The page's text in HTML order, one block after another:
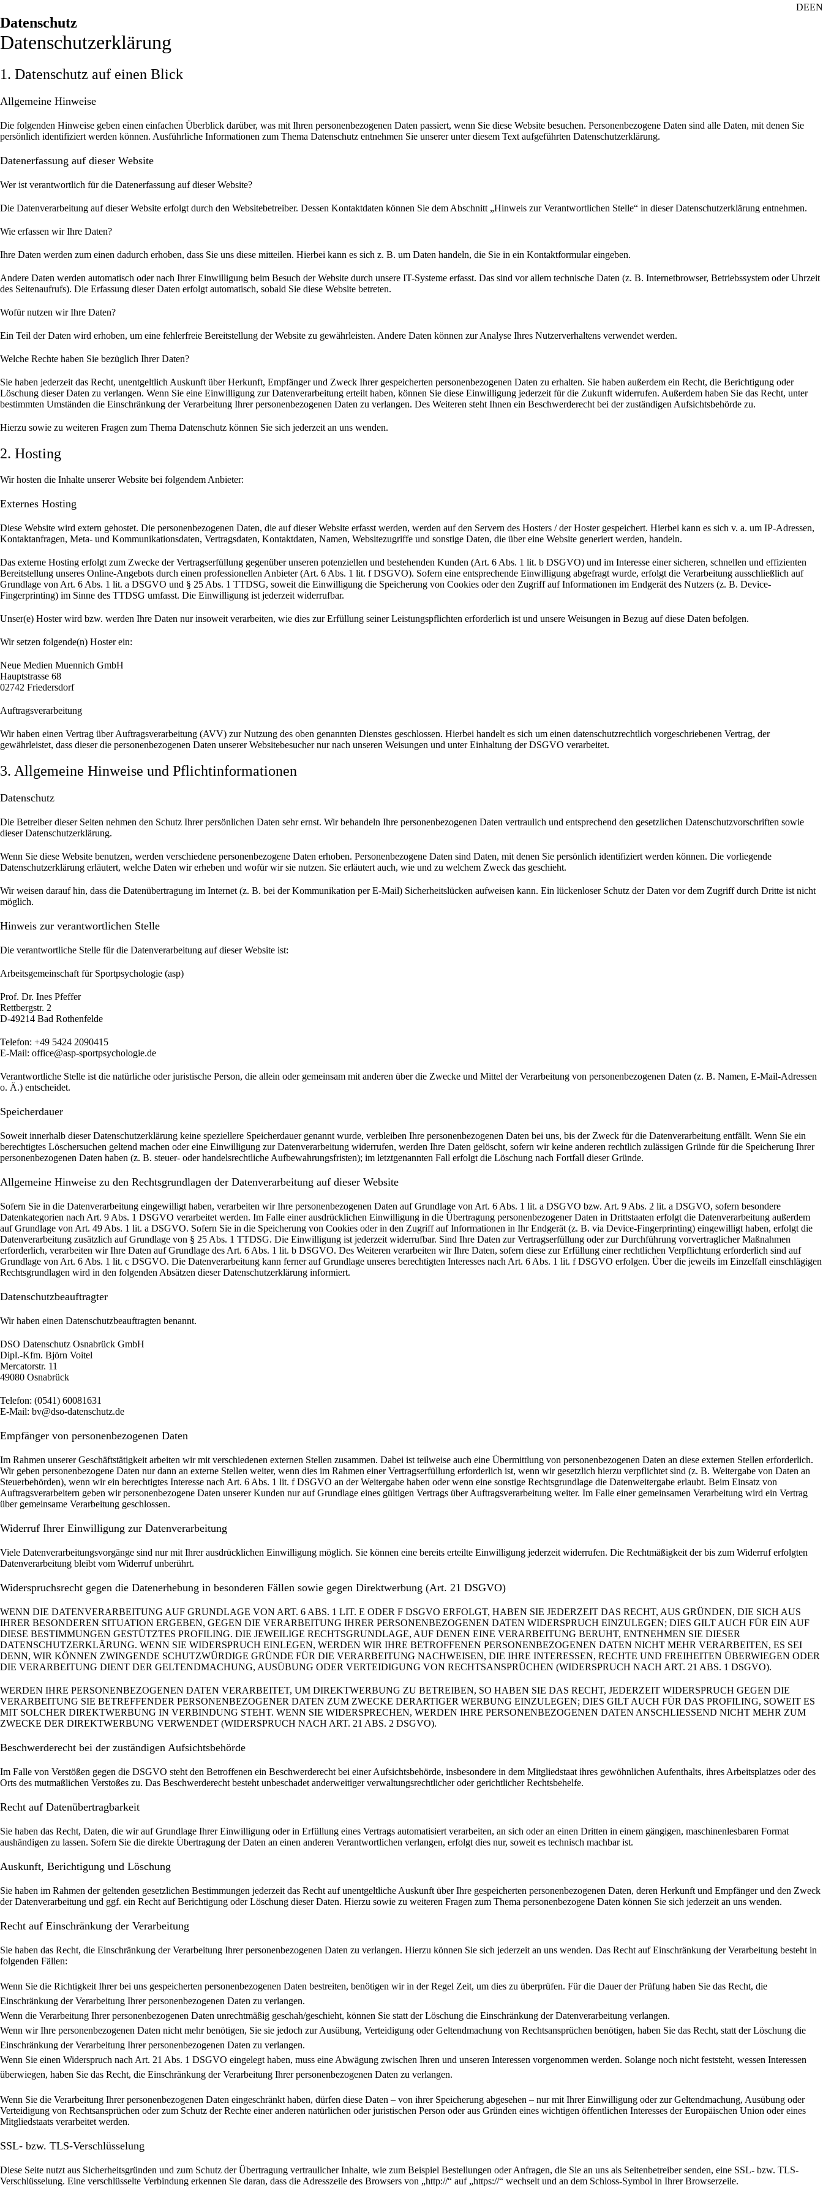
DEEN
Datenschutz
Datenschutz­erklärung
1. Datenschutz auf einen Blick
Allgemeine Hinweise
Die folgenden Hinweise geben einen einfachen Überblick darüber, was mit Ihren personenbezogenen Daten passiert, wenn Sie diese Website besuchen. Personenbezogene Daten sind alle Daten, mit denen Sie
persönlich identifiziert werden können. Ausführliche Informationen zum Thema Datenschutz entnehmen Sie unserer unter diesem Text aufgeführten Datenschutzerklärung.
Datenerfassung auf dieser Website
Wer ist verantwortlich für die Datenerfassung auf dieser Website?
Die Datenverarbeitung auf dieser Website erfolgt durch den Websitebetreiber. Dessen Kontaktdaten können Sie dem Abschnitt „Hinweis zur Verantwortlichen Stelle“ in dieser Datenschutzerklärung entnehmen.
Wie erfassen wir Ihre Daten?
Ihre Daten werden zum einen dadurch erhoben, dass Sie uns diese mitteilen. Hierbei kann es sich z. B. um Daten handeln, die Sie in ein Kontaktformular eingeben.
Andere Daten werden automatisch oder nach Ihrer Einwilligung beim Besuch der Website durch unsere IT-Systeme erfasst. Das sind vor allem technische Daten (z. B. Internetbrowser, Betriebssystem oder Uhrzeit
des Seitenaufrufs). Die Erfassung dieser Daten erfolgt automatisch, sobald Sie diese Website betreten.
Wofür nutzen wir Ihre Daten?
Ein Teil der Daten wird erhoben, um eine fehlerfreie Bereitstellung der Website zu gewährleisten. Andere Daten können zur Analyse Ihres Nutzerverhaltens verwendet werden.
Welche Rechte haben Sie bezüglich Ihrer Daten?
Sie haben jederzeit das Recht, unentgeltlich Auskunft über Herkunft, Empfänger und Zweck Ihrer gespeicherten personenbezogenen Daten zu erhalten. Sie haben außerdem ein Recht, die Berichtigung oder
Löschung dieser Daten zu verlangen. Wenn Sie eine Einwilligung zur Datenverarbeitung erteilt haben, können Sie diese Einwilligung jederzeit für die Zukunft widerrufen. Außerdem haben Sie das Recht, unter
bestimmten Umständen die Einschränkung der Verarbeitung Ihrer personenbezogenen Daten zu verlangen. Des Weiteren steht Ihnen ein Beschwerderecht bei der zuständigen Aufsichtsbehörde zu.
Hierzu sowie zu weiteren Fragen zum Thema Datenschutz können Sie sich jederzeit an uns wenden.
2. Hosting
Wir hosten die Inhalte unserer Website bei folgendem Anbieter:
Externes Hosting
Diese Website wird extern gehostet. Die personenbezogenen Daten, die auf dieser Website erfasst werden, werden auf den Servern des Hosters / der Hoster gespeichert. Hierbei kann es sich v. a. um IP-Adressen,
Kontaktanfragen, Meta- und Kommunikationsdaten, Vertragsdaten, Kontaktdaten, Namen, Websitezugriffe und sonstige Daten, die über eine Website generiert werden, handeln.
Das externe Hosting erfolgt zum Zwecke der Vertragserfüllung gegenüber unseren potenziellen und bestehenden Kunden (Art. 6 Abs. 1 lit. b DSGVO) und im Interesse einer sicheren, schnellen und effizienten
Bereitstellung unseres Online-Angebots durch einen professionellen Anbieter (Art. 6 Abs. 1 lit. f DSGVO). Sofern eine entsprechende Einwilligung abgefragt wurde, erfolgt die Verarbeitung ausschließlich auf
Grundlage von Art. 6 Abs. 1 lit. a DSGVO und § 25 Abs. 1 TTDSG, soweit die Einwilligung die Speicherung von Cookies oder den Zugriff auf Informationen im Endgerät des Nutzers (z. B. Device-
Fingerprinting) im Sinne des TTDSG umfasst. Die Einwilligung ist jederzeit widerrufbar.
Unser(e) Hoster wird bzw. werden Ihre Daten nur insoweit verarbeiten, wie dies zur Erfüllung seiner Leistungspflichten erforderlich ist und unsere Weisungen in Bezug auf diese Daten befolgen.
Wir setzen folgende(n) Hoster ein:
Neue Medien Muennich GmbH
Hauptstrasse 68
02742 Friedersdorf
Auftragsverarbeitung
Wir haben einen Vertrag über Auftragsverarbeitung (AVV) zur Nutzung des oben genannten Dienstes geschlossen. Hierbei handelt es sich um einen datenschutzrechtlich vorgeschriebenen Vertrag, der
gewährleistet, dass dieser die personenbezogenen Daten unserer Websitebesucher nur nach unseren Weisungen und unter Einhaltung der DSGVO verarbeitet.
3. Allgemeine Hinweise und Pflicht­informationen
Datenschutz
Die Betreiber dieser Seiten nehmen den Schutz Ihrer persönlichen Daten sehr ernst. Wir behandeln Ihre personenbezogenen Daten vertraulich und entsprechend den gesetzlichen Datenschutzvorschriften sowie
dieser Datenschutzerklärung.
Wenn Sie diese Website benutzen, werden verschiedene personenbezogene Daten erhoben. Personenbezogene Daten sind Daten, mit denen Sie persönlich identifiziert werden können. Die vorliegende
Datenschutzerklärung erläutert, welche Daten wir erheben und wofür wir sie nutzen. Sie erläutert auch, wie und zu welchem Zweck das geschieht.
Wir weisen darauf hin, dass die Datenübertragung im Internet (z. B. bei der Kommunikation per E-Mail) Sicherheitslücken aufweisen kann. Ein lückenloser Schutz der Daten vor dem Zugriff durch Dritte ist nicht
möglich.
Hinweis zur verantwortlichen Stelle
Die verantwortliche Stelle für die Datenverarbeitung auf dieser Website ist:
Arbeitsgemeinschaft für Sportpsychologie (asp)
Prof. Dr. Ines Pfeffer
Rettbergstr. 2
D-49214 Bad Rothenfelde
Telefon: +49 5424 2090415
E-Mail: office@asp-sportpsychologie.de
Verantwortliche Stelle ist die natürliche oder juristische Person, die allein oder gemeinsam mit anderen über die Zwecke und Mittel der Verarbeitung von personenbezogenen Daten (z. B. Namen, E-Mail-Adressen
o. Ä.) entscheidet.
Speicherdauer
Soweit innerhalb dieser Datenschutzerklärung keine speziellere Speicherdauer genannt wurde, verbleiben Ihre personenbezogenen Daten bei uns, bis der Zweck für die Datenverarbeitung entfällt. Wenn Sie ein
berechtigtes Löschersuchen geltend machen oder eine Einwilligung zur Datenverarbeitung widerrufen, werden Ihre Daten gelöscht, sofern wir keine anderen rechtlich zulässigen Gründe für die Speicherung Ihrer
personenbezogenen Daten haben (z. B. steuer- oder handelsrechtliche Aufbewahrungsfristen); im letztgenannten Fall erfolgt die Löschung nach Fortfall dieser Gründe.
Allgemeine Hinweise zu den Rechtsgrundlagen der Datenverarbeitung auf dieser Website
Sofern Sie in die Datenverarbeitung eingewilligt haben, verarbeiten wir Ihre personenbezogenen Daten auf Grundlage von Art. 6 Abs. 1 lit. a DSGVO bzw. Art. 9 Abs. 2 lit. a DSGVO, sofern besondere
Datenkategorien nach Art. 9 Abs. 1 DSGVO verarbeitet werden. Im Falle einer ausdrücklichen Einwilligung in die Übertragung personenbezogener Daten in Drittstaaten erfolgt die Datenverarbeitung außerdem
auf Grundlage von Art. 49 Abs. 1 lit. a DSGVO. Sofern Sie in die Speicherung von Cookies oder in den Zugriff auf Informationen in Ihr Endgerät (z. B. via Device-Fingerprinting) eingewilligt haben, erfolgt die
Datenverarbeitung zusätzlich auf Grundlage von § 25 Abs. 1 TTDSG. Die Einwilligung ist jederzeit widerrufbar. Sind Ihre Daten zur Vertragserfüllung oder zur Durchführung vorvertraglicher Maßnahmen
erforderlich, verarbeiten wir Ihre Daten auf Grundlage des Art. 6 Abs. 1 lit. b DSGVO. Des Weiteren verarbeiten wir Ihre Daten, sofern diese zur Erfüllung einer rechtlichen Verpflichtung erforderlich sind auf
Grundlage von Art. 6 Abs. 1 lit. c DSGVO. Die Datenverarbeitung kann ferner auf Grundlage unseres berechtigten Interesses nach Art. 6 Abs. 1 lit. f DSGVO erfolgen. Über die jeweils im Einzelfall einschlägigen
Rechtsgrundlagen wird in den folgenden Absätzen dieser Datenschutzerklärung informiert.
Datenschutz­beauftragter
Wir haben einen Datenschutzbeauftragten benannt.
DSO Datenschutz Osnabrück GmbH
Dipl.-Kfm. Björn Voitel
Mercatorstr. 11
49080 Osnabrück
Telefon: (0541) 60081631
E-Mail: bv@dso-datenschutz.de
Empfänger von personenbezogenen Daten
Im Rahmen unserer Geschäftstätigkeit arbeiten wir mit verschiedenen externen Stellen zusammen. Dabei ist teilweise auch eine Übermittlung von personenbezogenen Daten an diese externen Stellen erforderlich.
Wir geben personenbezogene Daten nur dann an externe Stellen weiter, wenn dies im Rahmen einer Vertragserfüllung erforderlich ist, wenn wir gesetzlich hierzu verpflichtet sind (z. B. Weitergabe von Daten an
Steuerbehörden), wenn wir ein berechtigtes Interesse nach Art. 6 Abs. 1 lit. f DSGVO an der Weitergabe haben oder wenn eine sonstige Rechtsgrundlage die Datenweitergabe erlaubt. Beim Einsatz von
Auftragsverarbeitern geben wir personenbezogene Daten unserer Kunden nur auf Grundlage eines gültigen Vertrags über Auftragsverarbeitung weiter. Im Falle einer gemeinsamen Verarbeitung wird ein Vertrag
über gemeinsame Verarbeitung geschlossen.
Widerruf Ihrer Einwilligung zur Datenverarbeitung
Viele Datenverarbeitungsvorgänge sind nur mit Ihrer ausdrücklichen Einwilligung möglich. Sie können eine bereits erteilte Einwilligung jederzeit widerrufen. Die Rechtmäßigkeit der bis zum Widerruf erfolgten
Datenverarbeitung bleibt vom Widerruf unberührt.
Widerspruchsrecht gegen die Datenerhebung in besonderen Fällen sowie gegen Direktwerbung (Art. 21 DSGVO)
WENN DIE DATENVERARBEITUNG AUF GRUNDLAGE VON ART. 6 ABS. 1 LIT. E ODER F DSGVO ERFOLGT, HABEN SIE JEDERZEIT DAS RECHT, AUS GRÜNDEN, DIE SICH AUS
IHRER BESONDEREN SITUATION ERGEBEN, GEGEN DIE VERARBEITUNG IHRER PERSONENBEZOGENEN DATEN WIDERSPRUCH EINZULEGEN; DIES GILT AUCH FÜR EIN AUF
DIESE BESTIMMUNGEN GESTÜTZTES PROFILING. DIE JEWEILIGE RECHTSGRUNDLAGE, AUF DENEN EINE VERARBEITUNG BERUHT, ENTNEHMEN SIE DIESER
DATENSCHUTZERKLÄRUNG. WENN SIE WIDERSPRUCH EINLEGEN, WERDEN WIR IHRE BETROFFENEN PERSONENBEZOGENEN DATEN NICHT MEHR VERARBEITEN, ES SEI
DENN, WIR KÖNNEN ZWINGENDE SCHUTZWÜRDIGE GRÜNDE FÜR DIE VERARBEITUNG NACHWEISEN, DIE IHRE INTERESSEN, RECHTE UND FREIHEITEN ÜBERWIEGEN ODER
DIE VERARBEITUNG DIENT DER GELTENDMACHUNG, AUSÜBUNG ODER VERTEIDIGUNG VON RECHTSANSPRÜCHEN (WIDERSPRUCH NACH ART. 21 ABS. 1 DSGVO).
WERDEN IHRE PERSONENBEZOGENEN DATEN VERARBEITET, UM DIREKTWERBUNG ZU BETREIBEN, SO HABEN SIE DAS RECHT, JEDERZEIT WIDERSPRUCH GEGEN DIE
VERARBEITUNG SIE BETREFFENDER PERSONENBEZOGENER DATEN ZUM ZWECKE DERARTIGER WERBUNG EINZULEGEN; DIES GILT AUCH FÜR DAS PROFILING, SOWEIT ES
MIT SOLCHER DIREKTWERBUNG IN VERBINDUNG STEHT. WENN SIE WIDERSPRECHEN, WERDEN IHRE PERSONENBEZOGENEN DATEN ANSCHLIESSEND NICHT MEHR ZUM
ZWECKE DER DIREKTWERBUNG VERWENDET (WIDERSPRUCH NACH ART. 21 ABS. 2 DSGVO).
Beschwerde­recht bei der zuständigen Aufsichts­behörde
Im Falle von Verstößen gegen die DSGVO steht den Betroffenen ein Beschwerderecht bei einer Aufsichtsbehörde, insbesondere in dem Mitgliedstaat ihres gewöhnlichen Aufenthalts, ihres Arbeitsplatzes oder des
Orts des mutmaßlichen Verstoßes zu. Das Beschwerderecht besteht unbeschadet anderweitiger verwaltungsrechtlicher oder gerichtlicher Rechtsbehelfe.
Recht auf Daten­übertrag­barkeit
Sie haben das Recht, Daten, die wir auf Grundlage Ihrer Einwilligung oder in Erfüllung eines Vertrags automatisiert verarbeiten, an sich oder an einen Dritten in einem gängigen, maschinenlesbaren Format
aushändigen zu lassen. Sofern Sie die direkte Übertragung der Daten an einen anderen Verantwortlichen verlangen, erfolgt dies nur, soweit es technisch machbar ist.
Auskunft, Berichtigung und Löschung
Sie haben im Rahmen der geltenden gesetzlichen Bestimmungen jederzeit das Recht auf unentgeltliche Auskunft über Ihre gespeicherten personenbezogenen Daten, deren Herkunft und Empfänger und den Zweck
der Datenverarbeitung und ggf. ein Recht auf Berichtigung oder Löschung dieser Daten. Hierzu sowie zu weiteren Fragen zum Thema personenbezogene Daten können Sie sich jederzeit an uns wenden.
Recht auf Einschränkung der Verarbeitung
Sie haben das Recht, die Einschränkung der Verarbeitung Ihrer personenbezogenen Daten zu verlangen. Hierzu können Sie sich jederzeit an uns wenden. Das Recht auf Einschränkung der Verarbeitung besteht in
folgenden Fällen:
Wenn Sie die Richtigkeit Ihrer bei uns gespeicherten personenbezogenen Daten bestreiten, benötigen wir in der Regel Zeit, um dies zu überprüfen. Für die Dauer der Prüfung haben Sie das Recht, die
Einschränkung der Verarbeitung Ihrer personenbezogenen Daten zu verlangen.
Wenn die Verarbeitung Ihrer personenbezogenen Daten unrechtmäßig geschah/geschieht, können Sie statt der Löschung die Einschränkung der Datenverarbeitung verlangen.
Wenn wir Ihre personenbezogenen Daten nicht mehr benötigen, Sie sie jedoch zur Ausübung, Verteidigung oder Geltendmachung von Rechtsansprüchen benötigen, haben Sie das Recht, statt der Löschung die
Einschränkung der Verarbeitung Ihrer personenbezogenen Daten zu verlangen.
Wenn Sie einen Widerspruch nach Art. 21 Abs. 1 DSGVO eingelegt haben, muss eine Abwägung zwischen Ihren und unseren Interessen vorgenommen werden. Solange noch nicht feststeht, wessen Interessen
überwiegen, haben Sie das Recht, die Einschränkung der Verarbeitung Ihrer personenbezogenen Daten zu verlangen.
Wenn Sie die Verarbeitung Ihrer personenbezogenen Daten eingeschränkt haben, dürfen diese Daten – von ihrer Speicherung abgesehen – nur mit Ihrer Einwilligung oder zur Geltendmachung, Ausübung oder
Verteidigung von Rechtsansprüchen oder zum Schutz der Rechte einer anderen natürlichen oder juristischen Person oder aus Gründen eines wichtigen öffentlichen Interesses der Europäischen Union oder eines
Mitgliedstaats verarbeitet werden.
SSL- bzw. TLS-Verschlüsselung
Diese Seite nutzt aus Sicherheitsgründen und zum Schutz der Übertragung vertraulicher Inhalte, wie zum Beispiel Bestellungen oder Anfragen, die Sie an uns als Seitenbetreiber senden, eine SSL- bzw. TLS-
Verschlüsselung. Eine verschlüsselte Verbindung erkennen Sie daran, dass die Adresszeile des Browsers von „http://“ auf „https://“ wechselt und an dem Schloss-Symbol in Ihrer Browserzeile.